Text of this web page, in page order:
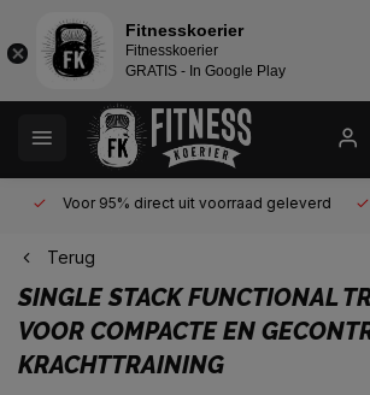
Voor 95% direct uit voorraad geleverd
Terug
SINGLE STACK FUNCTIONAL
VOOR COMPACTE EN
KRACHTTRAINING
Fitnesskoerier
Fitnesskoerier
GRATIS - In Google Play